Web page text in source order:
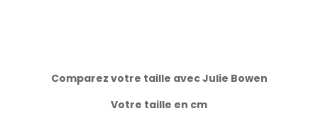
Comparez votre taille avec Julie Bowen
Votre taille en cm